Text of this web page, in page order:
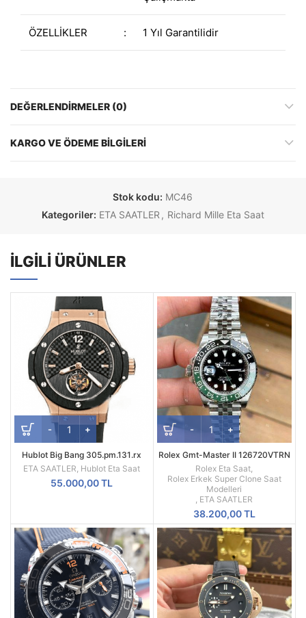
ÖZELLİKLER : 1 Yıl Garantilidir
DEĞERLENDIRMELER (0)
KARGO VE ÖDEME BILGILERI
Stok kodu: MC46
Kategoriler: ETA SAATLER , Richard Mille Eta Saat
İLGILI ÜRÜNLER
Hublot Big Bang 305.pm.131.rx
Tourbillon Swiss ETA
ETA SAATLER, Hublot Eta Saat
55.000,00TL
Rolex Gmt-Master II 126720VTRN
Sprite V2 Versiyon 3285 Clone
ETA
Rolex Eta Saat,
Rolex Erkek Super Clone Saat
Modelleri
, ETA SAATLER
38.200,00TL